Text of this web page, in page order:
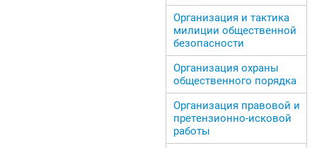
Организация и тактика
милиции общественной
безопасности
Организация охраны
общественного порядка
Организация правовой и
претензионно-исковой
работы